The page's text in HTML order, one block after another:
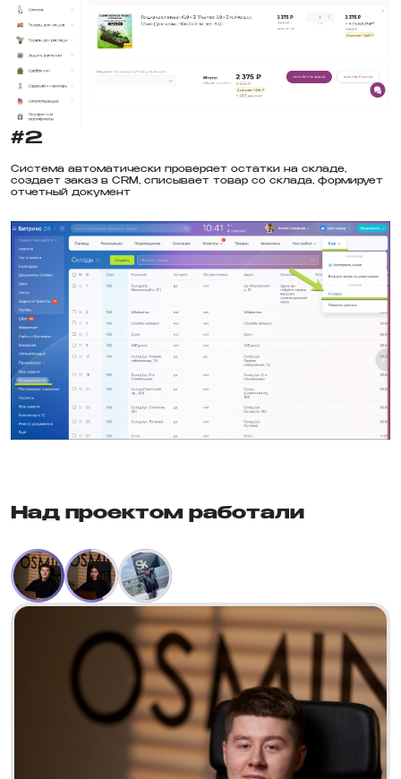
#2
Система автоматически проверяет остатки на складе,
создает заказ в CRM, списывает товар со склада, формирует
отчетный документ
Над проектом работали